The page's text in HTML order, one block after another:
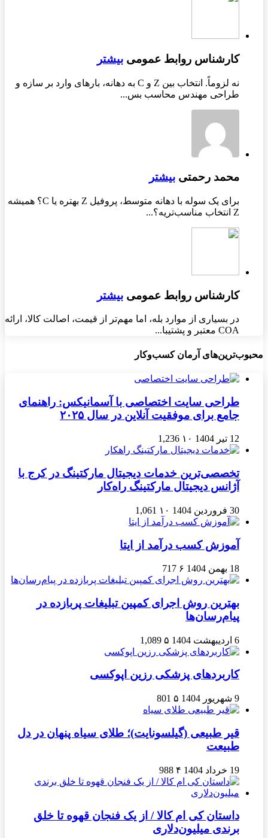
کارشناس روابط عمومی بیشتر
نه لزوماً. انتخاب بین Z و C به دهانه، بارهای وارد بر سازه و
طراحی مهندس محاسب بس...
محمد رحمتی بیشتر
برای یک سوله با دهانه متوسط، پروفیل Z بهتره یا C؟ همیشه
Z انتخاب مناسب‌تریه؟...
کارشناس روابط عمومی بیشتر
در بسیاری از موارد بله، اما مهم‌تر از قیمت، اصالت کالا، ارائه
COA معتبر و پشتیبا...
محبوب‌ترین‌های آرمان کسب‌وکار
طراحی سایت اختصاصی با آسمانیکس: راهنمای
جامع برای موفقیت آنلاین در سال ۲۰۲۵
12 تیر 1404 ۱۰ 1,236
تخصصی‌ترین خدمات دیجیتال مارکتینگ در کرج با
آژانس دیجیتال مارکتینگ راه‌کار
30 فروردین 1404 ۱۰ 1,061
آموزش کسب درآمد از ایتا
18 بهمن 1404 ۶ 717
بهترین روش اجرای کمپین تبلیغات پربازده در
پیام‌رسان‌ها
6 اردیبهشت 1404 ۵ 1,089
کاربردهای پزشکی رزین اپوکسی
9 شهریور 1404 ۵ 801
قیر طبیعی (گیلسونایت)؛ طلای سیاه پنهان در دل
طبیعت
19 خرداد 1404 ۴ 988
داستان کی ام کالا / از یک فنجان قهوه تا خلق
برندی میلیون‌دلاری